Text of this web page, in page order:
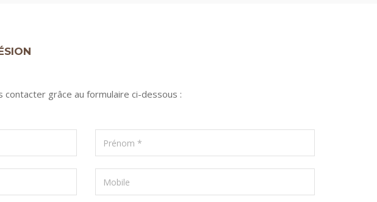
grâce au formulaire ci-dessous :